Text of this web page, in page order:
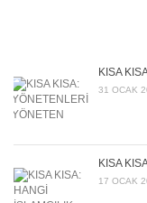
KISA
31 OCAK
KISA
17 OCAK